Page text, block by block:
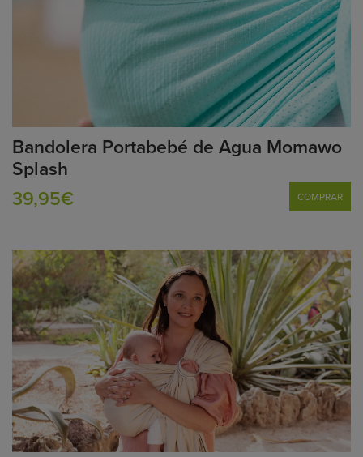
Bandolera Portabebé de Agua Momawo
Splash
39,95€
COMPRAR